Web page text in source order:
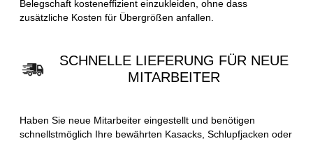
Belegschaft kosteneffizient einzukleiden, ohne dass
zusätzliche Kosten für Übergrößen anfallen.
SCHNELLE LIEFERUNG FÜR NEUE
MITARBEITER
Haben Sie neue Mitarbeiter eingestellt und benötigen
schnellstmöglich Ihre bewährten Kasacks, Schlupfjacken oder